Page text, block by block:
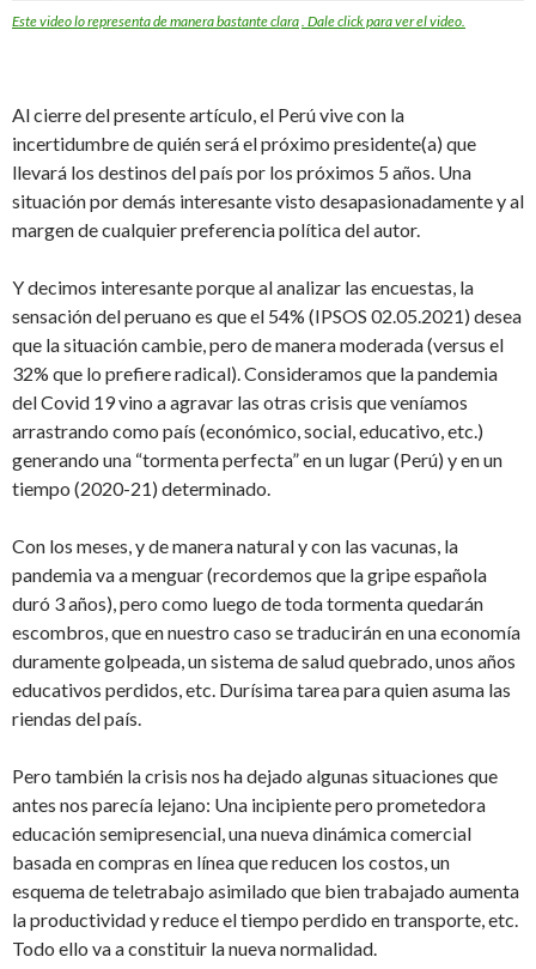
Este video lo representa de manera bastante clara . Dale click para ver el video.
Al cierre del presente artículo, el Perú vive con la
incertidumbre de quién será el próximo presidente(a) que
llevará los destinos del país por los próximos 5 años. Una
situación por demás interesante visto desapasionadamente y al
margen de cualquier preferencia política del autor.
Y decimos interesante porque al analizar las encuestas, la
sensación del peruano es que el 54% (IPSOS 02.05.2021) desea
que la situación cambie, pero de manera moderada (versus el
32% que lo prefiere radical). Consideramos que la pandemia
del Covid 19 vino a agravar las otras crisis que veníamos
arrastrando como país (económico, social, educativo, etc.)
generando una “tormenta perfecta” en un lugar (Perú) y en un
tiempo (2020-21) determinado.
Con los meses, y de manera natural y con las vacunas, la
pandemia va a menguar (recordemos que la gripe española
duró 3 años), pero como luego de toda tormenta quedarán
escombros, que en nuestro caso se traducirán en una economía
duramente golpeada, un sistema de salud quebrado, unos años
educativos perdidos, etc. Durísima tarea para quien asuma las
riendas del país.
Pero también la crisis nos ha dejado algunas situaciones que
antes nos parecía lejano: Una incipiente pero prometedora
educación semipresencial, una nueva dinámica comercial
basada en compras en línea que reducen los costos, un
esquema de teletrabajo asimilado que bien trabajado aumenta
la productividad y reduce el tiempo perdido en transporte, etc.
Todo ello va a constituir la nueva normalidad.